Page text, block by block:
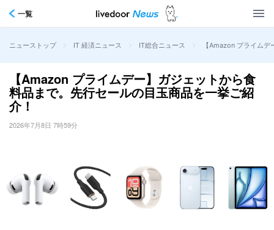
一覧
ニューストップ > IT 経済ニュース > IT総合ニュース > 【Amazon プライム
【Amazon プライムデー】ガジェットから食
料品まで。先行セールの目玉商品を一挙ご紹
介！
2026年7月8日 7時59分